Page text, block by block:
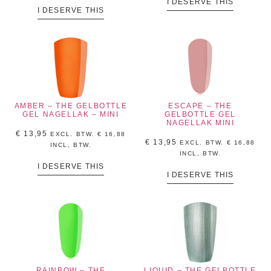
I DESERVE THIS
I DESERVE THIS
AMBER – THE GELBOTTLE
GEL NAGELLAK – MINI
€ 13,95 EXCL. BTW. €
16,88
INCL, BTW.
I DESERVE THIS
ESCAPE – THE
GELBOTTLE GEL
NAGELLAK MINI
€ 13,95 EXCL. BTW. €
16,88
INCL, BTW.
I DESERVE THIS